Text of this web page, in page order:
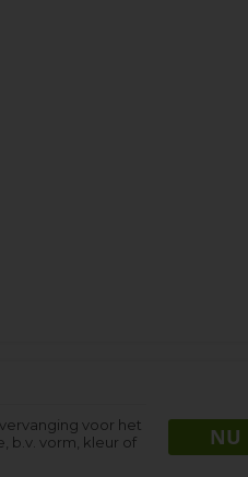
voor het
b.v. vorm, kleur of